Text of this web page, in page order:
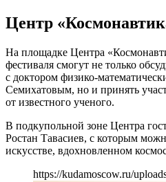
Центр
На площадке Центра
фестиваля смогут не только
с доктором физико-
Семихатовым, но и принять
от известного ученого.
В подкупольной зоне Центра
Ростан Тавасиев, с которым
искусстве, вдохновленном
https://kudamoscow.ru/